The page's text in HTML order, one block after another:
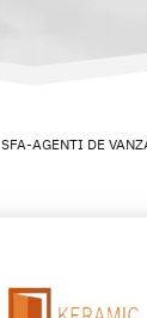
SFA-AGENTI DE